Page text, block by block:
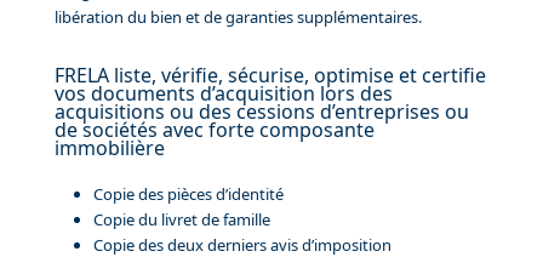
libération du bien et de garanties supplémentaires.
FRELA liste, vérifie, sécurise, optimise et certifie
vos documents d’acquisition lors des
acquisitions ou des cessions d’entreprises ou
de sociétés avec forte composante
immobilière
Copie des pièces d’identité
Copie du livret de famille
Copie des deux derniers avis d’imposition